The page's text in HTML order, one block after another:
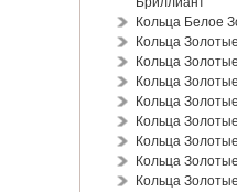
Кольца Белое
Кольца
Кольца
Кольца
Кольца
Кольца
Кольца
Кольца
Кольца